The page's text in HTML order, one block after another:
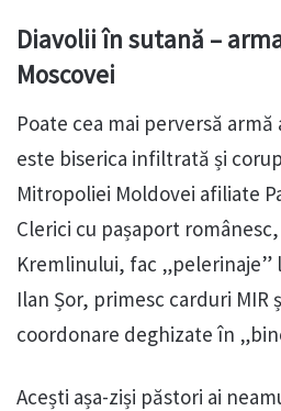
Diavolii în sutană –
Moscovei
Poate cea mai perversă
este biserica infiltrată și
Mitropoliei Moldovei afiliate
Clerici cu pașaport
Kremlinului, fac „pelerinaje”
Ilan Șor, primesc carduri MIR
coordonare deghizate în
Acești așa-ziși păstori ai